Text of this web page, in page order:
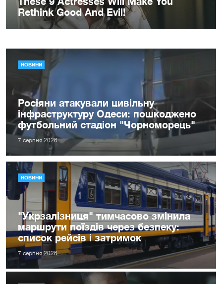
НОВИНИ
Росіяни атакували цивільну
інфраструктуру Одеси: пошкоджено
футбольний стадіон "Чорноморець"
7 серпня 2026
НОВИНИ
"Укрзалізниця" тимчасово змінила
маршрути поїздів через безпеку:
список рейсів і затримок
7 серпня 2026